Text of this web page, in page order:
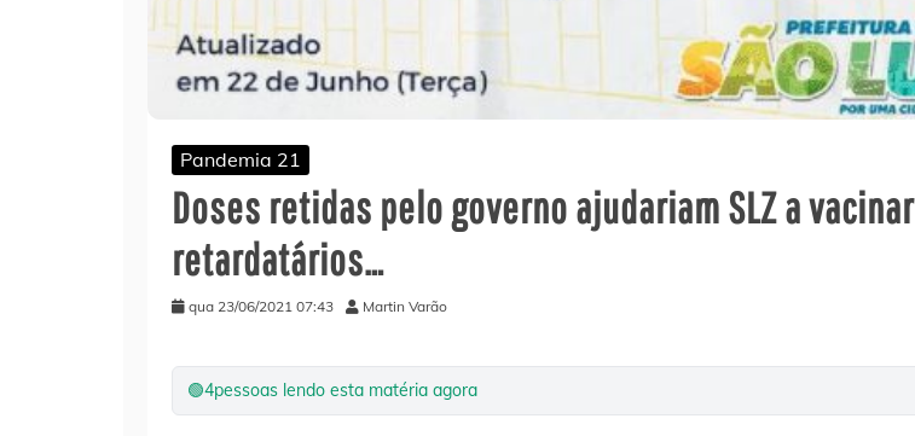
Pandemia 21
Doses retidas pelo governo ajudariam SLZ a vacinar
retardatários…
qua 23/06/2021 07:43 Martin Varão
🟢4pessoas lendo esta matéria agora